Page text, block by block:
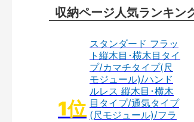
収納ページ人気ランキン
スタンダード フラッ
ト縦木目･横木目タイ
プ/カマチタイプ(尺
モジュール)/ハンド
ルレス 縦木目･横木
目タイプ/通気タイプ
(尺モジュール)/フラ